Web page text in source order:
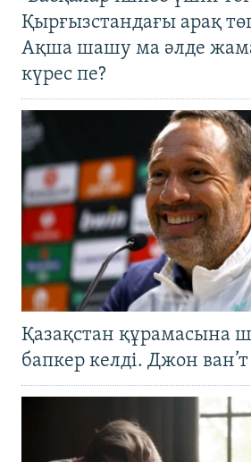
Қырғызстандағы арақ
Ақша шашу ма әлде
күрес пе?
Қазақстан құрамасына
бапкер келді. Джон